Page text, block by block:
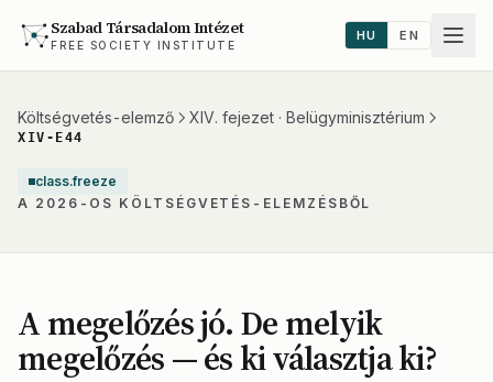
Szabad Társadalom Intézet
FREE SOCIETY INSTITUTE
HU EN
Költségvetés-elemző XIV. fejezet · Belügyminisztérium
XIV-E44
class.freeze
A 2026-OS KÖLTSÉGVETÉS-ELEMZÉSBŐL
A megelőzés jó. De melyik
megelőzés — és ki választja ki?